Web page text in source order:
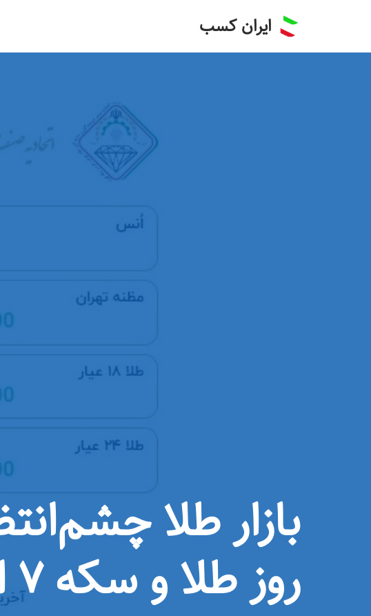
ایران کسب
بازار طلا
روز طلا و سکه ۷ اسفند ۱۴۰۴